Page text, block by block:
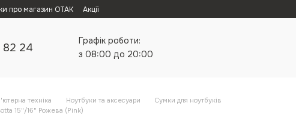
про магазин ОТАК Акції
82 24
Графік роботи:
з 08:00 до 20:00
техніка Ноутбуки та аксесуари
Сумки для ноутбуків
15"/16" Рожева (Pink)